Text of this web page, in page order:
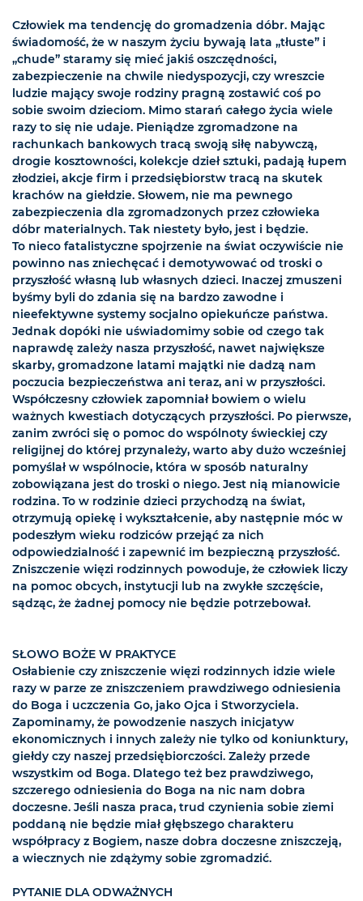
Człowiek ma tendencję do gromadzenia dóbr. Mając
świadomość, że w naszym życiu bywają lata „tłuste” i
„chude” staramy się mieć jakiś oszczędności,
zabezpieczenie na chwile niedyspozycji, czy wreszcie
ludzie mający swoje rodziny pragną zostawić coś po
sobie swoim dzieciom. Mimo starań całego życia wiele
razy to się nie udaje. Pieniądze zgromadzone na
rachunkach bankowych tracą swoją siłę nabywczą,
drogie kosztowności, kolekcje dzieł sztuki, padają łupem
złodziei, akcje firm i przedsiębiorstw tracą na skutek
krachów na giełdzie. Słowem, nie ma pewnego
zabezpieczenia dla zgromadzonych przez człowieka
dóbr materialnych. Tak niestety było, jest i będzie.
To nieco fatalistyczne spojrzenie na świat oczywiście nie
powinno nas zniechęcać i demotywować od troski o
przyszłość własną lub własnych dzieci. Inaczej zmuszeni
byśmy byli do zdania się na bardzo zawodne i
nieefektywne systemy socjalno opiekuńcze państwa.
Jednak dopóki nie uświadomimy sobie od czego tak
naprawdę zależy nasza przyszłość, nawet największe
skarby, gromadzone latami majątki nie dadzą nam
poczucia bezpieczeństwa ani teraz, ani w przyszłości.
Współczesny człowiek zapomniał bowiem o wielu
ważnych kwestiach dotyczących przyszłości. Po pierwsze,
zanim zwróci się o pomoc do wspólnoty świeckiej czy
religijnej do której przynależy, warto aby dużo wcześniej
pomyślał w wspólnocie, która w sposób naturalny
zobowiązana jest do troski o niego. Jest nią mianowicie
rodzina. To w rodzinie dzieci przychodzą na świat,
otrzymują opiekę i wykształcenie, aby następnie móc w
podeszłym wieku rodziców przejąć za nich
odpowiedzialność i zapewnić im bezpieczną przyszłość.
Zniszczenie więzi rodzinnych powoduje, że człowiek liczy
na pomoc obcych, instytucji lub na zwykłe szczęście,
sądząc, że żadnej pomocy nie będzie potrzebował.
SŁOWO BOŻE W PRAKTYCE
Osłabienie czy zniszczenie więzi rodzinnych idzie wiele
razy w parze ze zniszczeniem prawdziwego odniesienia
do Boga i uczczenia Go, jako Ojca i Stworzyciela.
Zapominamy, że powodzenie naszych inicjatyw
ekonomicznych i innych zależy nie tylko od koniunktury,
giełdy czy naszej przedsiębiorczości. Zależy przede
wszystkim od Boga. Dlatego też bez prawdziwego,
szczerego odniesienia do Boga na nic nam dobra
doczesne. Jeśli nasza praca, trud czynienia sobie ziemi
poddaną nie będzie miał głębszego charakteru
współpracy z Bogiem, nasze dobra doczesne zniszczeją,
a wiecznych nie zdążymy sobie zgromadzić.
PYTANIE DLA ODWAŻNYCH